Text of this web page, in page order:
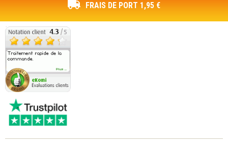
FRAIS DE PORT 1,95 €